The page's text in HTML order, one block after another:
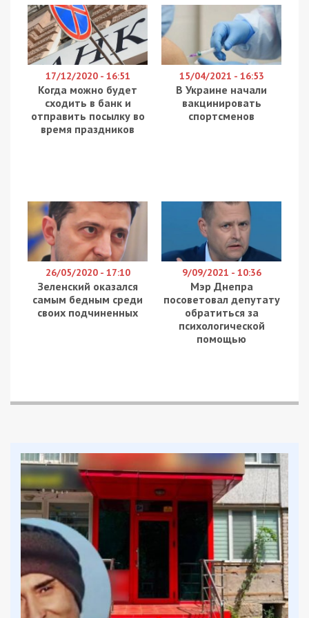
17/12/2020 - 16:51
Когда можно будет
сходить в банк и
отправить посылку во
время праздников
15/04/2021 - 16:53
В Украине начали
вакцинировать
спортсменов
26/05/2020 - 17:10
Зеленский оказался
самым бедным среди
своих подчиненных
9/09/2021 - 10:36
Мэр Днепра
посоветовал депутату
обратиться за
психологической
помощью